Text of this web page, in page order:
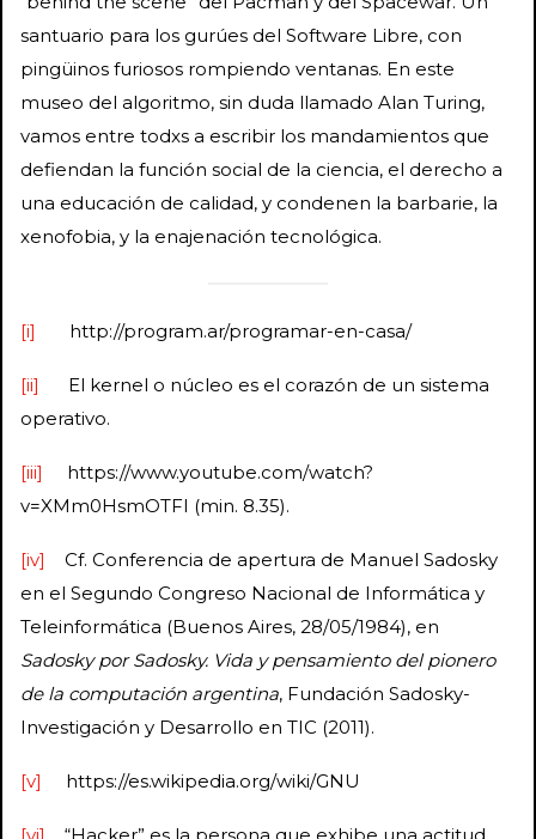
santuario para los gurúes del Software Libre, con
pingüinos furiosos rompiendo ventanas. En este
museo del algoritmo, sin duda llamado Alan Turing,
vamos entre todxs a escribir los mandamientos que
defiendan la función social de la ciencia, el derecho a
una educación de calidad, y condenen la barbarie, la
xenofobia, y la enajenación tecnológica.
[i] http://program.ar/programar-en-casa/
[ii]
El kernel o núcleo es el corazón de un sistema
operativo.
[iii]
https://www.youtube.com/watch?
v=XMm0HsmOTFI (min. 8.35).
[iv]
Cf. Conferencia de apertura de Manuel Sadosky
en el Segundo Congreso Nacional de Informática y
Teleinformática (Buenos Aires, 28/05/1984), en
Sadosky por Sadosky. Vida y pensamiento del pionero
de la computación argentina, Fundación Sadosky-
Investigación y Desarrollo en TIC (2011).
[v] https://es.wikipedia.org/wiki/GNU